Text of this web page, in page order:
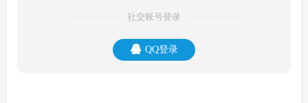
社交账号登录
QQ登录